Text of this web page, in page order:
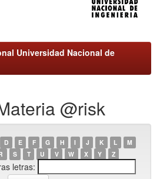
Universidad Nacional de
@risk
D E F G H I J K L
M
S T U V W X Y Z
letras: